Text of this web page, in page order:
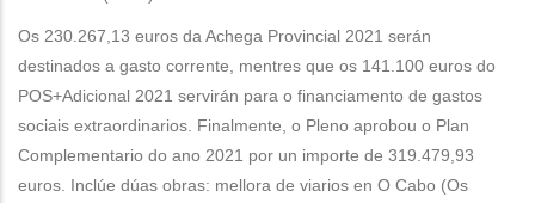
Os 230.267,13 euros da Achega Provincial 2021 serán
destinados a gasto corrente, mentres que os 141.100 euros do
POS+Adicional 2021 servirán para o financiamento de gastos
sociais extraordinarios. Finalmente, o Pleno aprobou o Plan
Complementario do ano 2021 por un importe de 319.479,93
euros. Inclúe dúas obras: mellora de viarios en O Cabo (Os